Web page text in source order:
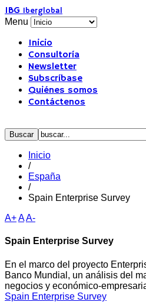
IBG Iberglobal
Menu
Inicio
Consultoría
Newsletter
Subscríbase
Quiénes somos
Contáctenos
Inicio
/
España
/
Spain Enterprise Survey
A+AA-
Spain Enterprise Survey
En el marco del proyecto
Banco Mundial, un análisis del
negocios y económico-
Spain Enterprise Survey